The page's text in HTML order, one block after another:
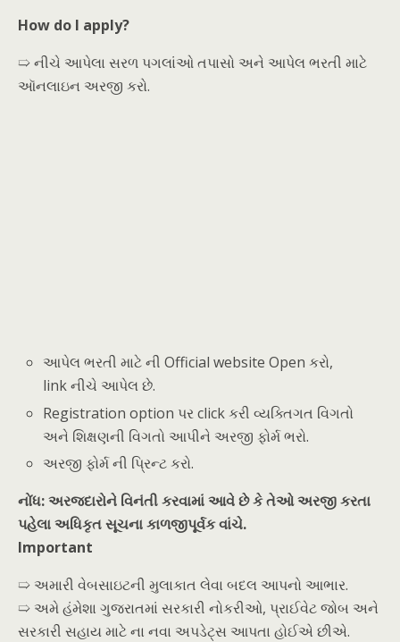
How do I apply?
➯ નીચે આપેલા સરળ પગલાંઓ તપાસો અને આપેલ ભરતી માટે
ઑનલાઇન અરજી કરો.
આપેલ ભરતી માટે ની Official website Open કરો,
link નીચે આપેલ છે.
Registration option પર click કરી વ્યક્તિગત વિગતો
અને શિક્ષણની વિગતો આપીને અરજી ફોર્મ ભરો.
અરજી ફોર્મ ની પ્રિન્ટ કરો.
નોંધ: અરજદારોને વિનંતી કરવામાં આવે છે કે તેઓ અરજી કરતા
પહેલા અધિકૃત સૂચના કાળજીપૂર્વક વાંચે.
Important
➯ અમારી વેબસાઇટની મુલાકાત લેવા બદલ આપનો આભાર.
➯ અમે હંમેશા ગુજરાતમાં સરકારી નોકરીઓ, પ્રાઈવેટ જોબ અને
સરકારી સહાય માટે ના નવા અપડેટ્સ આપતા હોઈએ છીએ.